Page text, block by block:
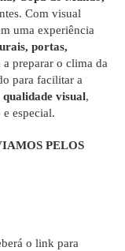
Com visual
uma experiência
portas,
a preparar o clima da
para facilitar a
qualidade visual,
especial.
PELOS
o link para